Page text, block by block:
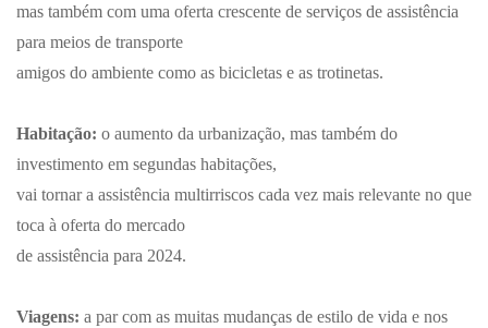
mas também com uma oferta crescente de serviços de assistência
para meios de transporte
amigos do ambiente como as bicicletas e as trotinetas.
Habitação: o aumento da urbanização, mas também do
investimento em segundas habitações,
vai tornar a assistência multirriscos cada vez mais relevante no que
toca à oferta do mercado
de assistência para 2024.
Viagens: a par com as muitas mudanças de estilo de vida e nos